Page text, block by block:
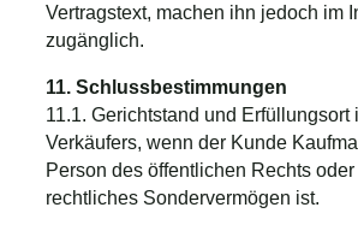
Vertragstext, machen ihn jedoch im
zugänglich.
11. Schlussbestimmungen
11.1. Gerichtstand und Erfüllungsort
Verkäufers, wenn der Kunde
Person des öffentlichen Rechts
rechtliches Sondervermögen ist.